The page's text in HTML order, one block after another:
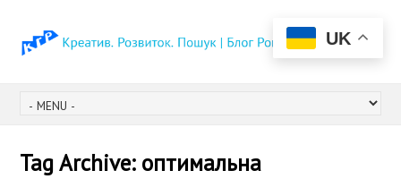
Tag Archive: оптимальна
UK